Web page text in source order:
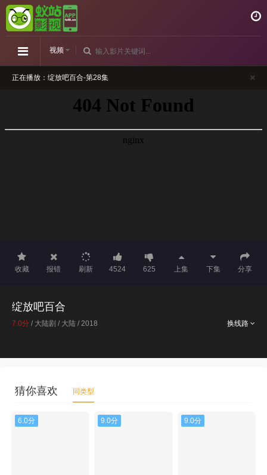
视频
正在播放：绽放吧百合-第28集
请勿相信视频中的任何广告
收藏 报错 刷新 4524 625 上集 下集 分享
绽放吧百合
换线路
7.0分 / 大陆剧 / 大陆 / 2018
猜你喜欢 同类型
6.0分 9.0分 9.0分